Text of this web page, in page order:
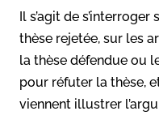
Il s’agit de
thèse rejetée, sur les
la thèse défendue ou
pour réfuter la thèse,
viennent illustrer